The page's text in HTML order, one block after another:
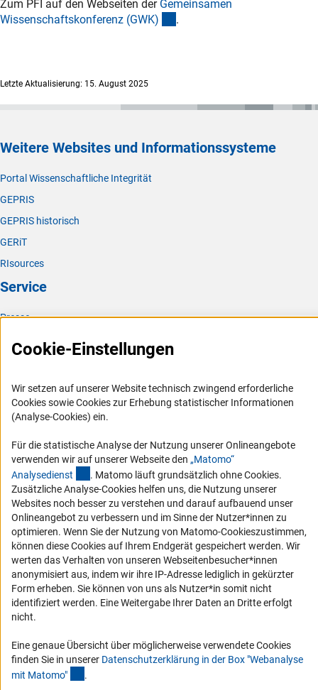
Zum PFI auf den Webseiten der Gemeinsamen
Wissenschaftskonferenz (GWK) .
Letzte Aktualisierung: 15. August 2025
Weitere Websites und Informationssysteme
Portal Wissenschaftliche Integrität
GEPRIS
GEPRIS historisch
GERiT
RIsources
Service
Presse
RSS-Feeds
Compliance
Vergabeverfahren
Barrierefreiheit
Service und Informationen für Menschen mit Behinderungen
Erklärung zur Barrierefreiheit
Barriere melden
DFG-aktuell
Erhalten Sie Neuigkeiten aus der DFG direkt in Ihr Mailpostfach oder
schauen Sie sich die Ausgaben online an.
Zum Newsletter
Cookie-Einstellungen
Wir setzen auf unserer Website technisch zwingend erforderliche
Cookies sowie Cookies zur Erhebung statistischer Informationen
(Analyse-Cookies) ein.
Für die statistische Analyse der Nutzung unserer Onlineangebote
verwenden wir auf unserer Webseite den „Matomo“
Analysedienst (externer Link)
. Matomo läuft grundsätzlich ohne Cookies.
Zusätzliche Analyse-Cookies helfen uns, die Nutzung unserer
Websites noch besser zu verstehen und darauf aufbauend unser
Onlineangebot zu verbessern und im Sinne der Nutzer*innen zu
optimieren. Wenn Sie der Nutzung von Matomo-Cookieszustimmen,
können diese Cookies auf Ihrem Endgerät gespeichert werden. Wir
werten das Verhalten von unseren Webseitenbesucher*innen
anonymisiert aus, indem wir ihre IP-Adresse lediglich in gekürzter
Form erheben. Sie können von uns als Nutzer*in somit nicht
identifiziert werden. Eine Weitergabe Ihrer Daten an Dritte erfolgt
nicht.
Eine genaue Übersicht über möglicherweise verwendete Cookies
finden Sie in unserer Datenschutzerklärung in der Box "Webanalyse
mit Matomo" .